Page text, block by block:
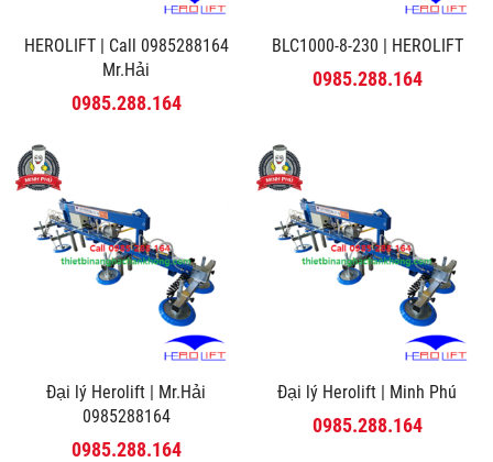
HEROLIFT | Call 0985288164
Mr.Hải
0985.288.164
BLC1000-8-230 | HEROLIFT
0985.288.164
Đại lý Herolift | Mr.Hải
0985288164
0985.288.164
Đại lý Herolift | Minh Phú
0985.288.164